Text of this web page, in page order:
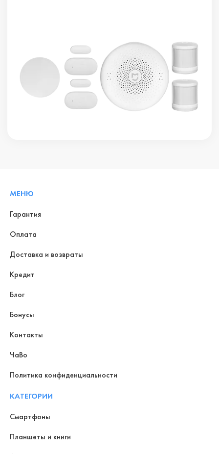
МЕНЮ
Гарантия
Оплата
Доставка и возвраты
Кредит
Блог
Бонусы
Контакты
ЧаВо
Политика конфиденциальности
КАТЕГОРИИ
Смартфоны
Планшеты и книги